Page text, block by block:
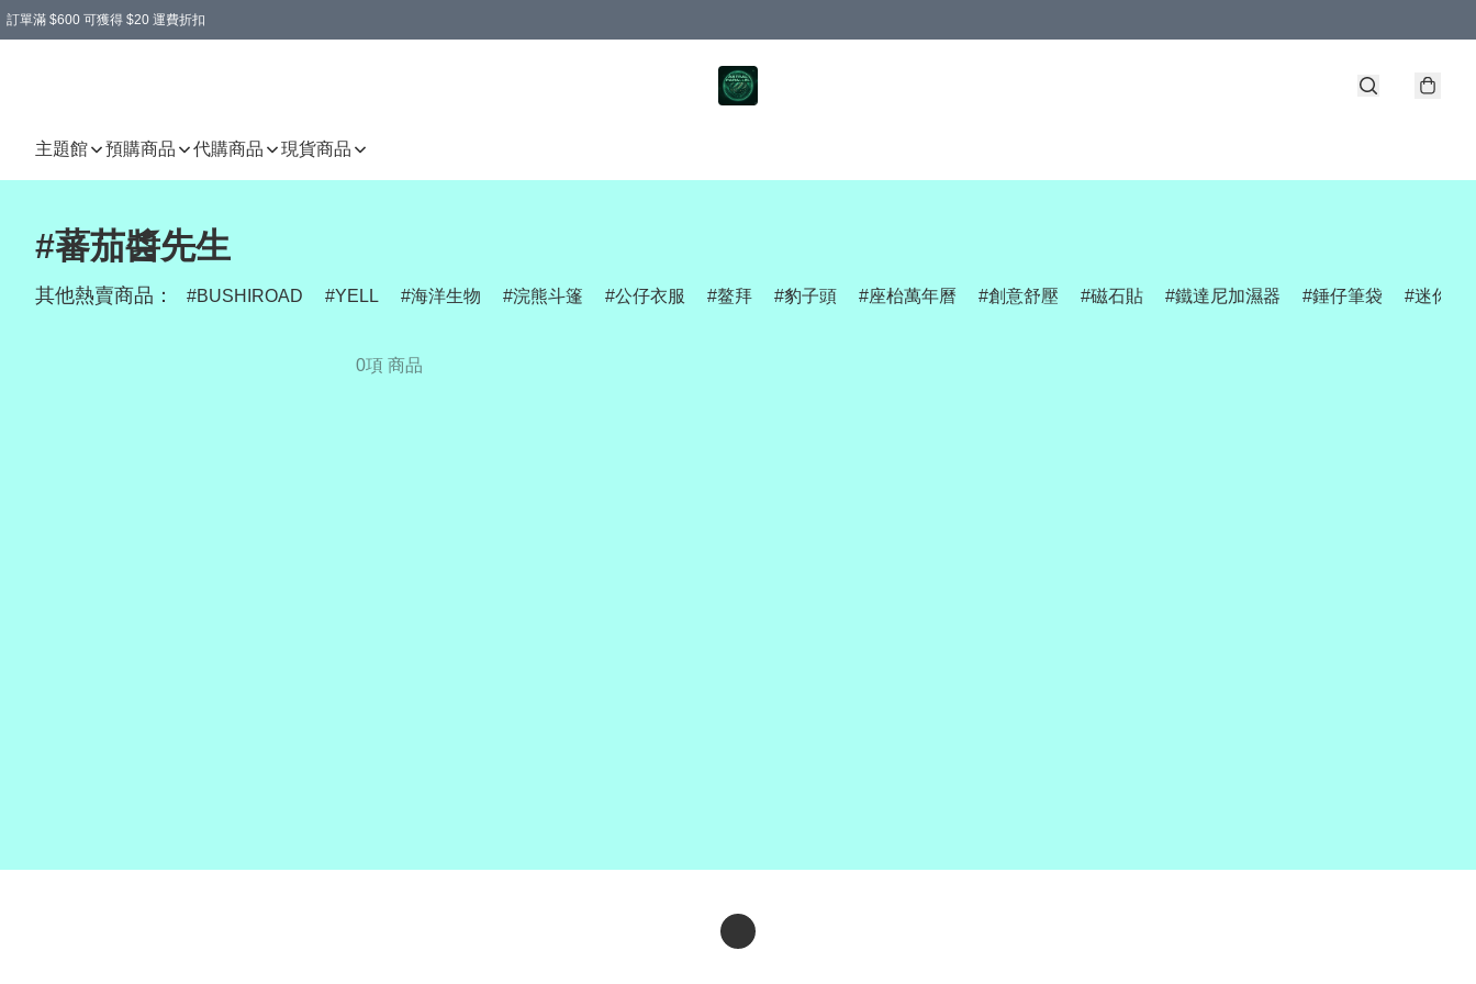
訂單滿 $600 可獲得 $20 運費折扣
主題館 預購商品 代購商品 現貨商品
#蕃茄醬先生
其他熱賣商品： BUSHIROAD YELL 海洋生物 浣熊斗篷 公仔衣服 鳌拜 豹子頭 座枱萬年曆 創意舒壓 磁石貼 鐵達尼加濕器 錘仔筆袋 迷你網
0項 商品